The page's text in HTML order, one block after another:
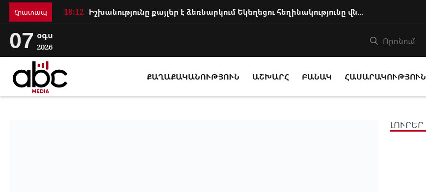
Հրատապ 18:12 Իշխանությունը քայլեր է ձեռնարկում Եկեղեցու հեղինակությունը վնասելու, ինք...
07 օգս
2026
ՔԱՂԱՔԱԿԱՆՈՒԹՅՈՒՆ ԱՇԽԱՐՀ ԲԱՆԱԿ ՀԱՍԱՐԱԿՈՒԹՅՈՒՆ
ԼՈՒՐԵՐ